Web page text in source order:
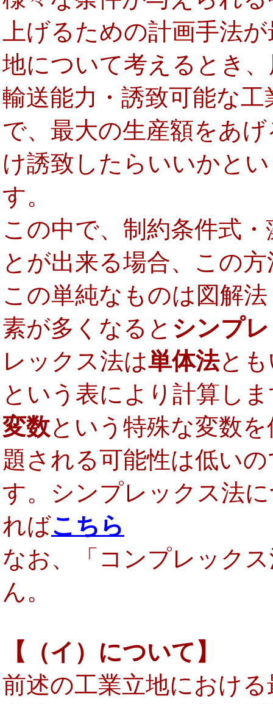
上げるための計画手法
地について考えるとき
輸送能力・誘致可能な
で、最大の生産額をあ
け誘致したらいいかと
す。
この中で、制約条件式
とが出来る場合、この
この単純なものは図解法
素が多くなると シンプ
レックス法は単体法と
という表により計算し
変数という特殊な変数
題される可能性は低い
す。シンプレックス法
ればこちら
なお、「コンプレック
ん。
【（イ）について】
前述の工業立地におけ